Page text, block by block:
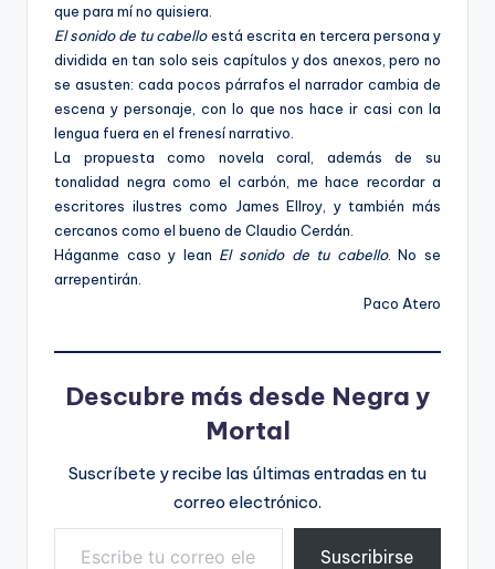
que para mí no quisiera.
El sonido de tu cabelloestá escrita en tercera persona y
dividida en tan solo seis capítulos y dos anexos, pero no
se asusten: cada pocos párrafos el narrador cambia de
escena y personaje, con lo que nos hace ir casi con la
lengua fuera en el frenesí narrativo.
La propuesta como novela coral, además de su
tonalidad negra como el carbón, me hace recordar a
escritores ilustres como James Ellroy, y también más
cercanos como el bueno de Claudio Cerdán.
Háganme caso y lean El sonido de tu cabello. No se
arrepentirán.
Paco Atero
Descubre más desde Negra y
Mortal
Suscríbete y recibe las últimas entradas en tu
correo electrónico.
Escribe tu correo electrónico…
Suscribirse